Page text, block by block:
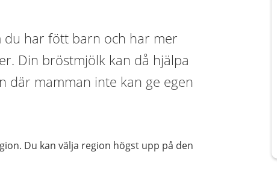
har fött barn och har mer
Din bröstmjölk kan då hjälpa
där mamman inte kan ge egen
Du kan välja region högst upp på den